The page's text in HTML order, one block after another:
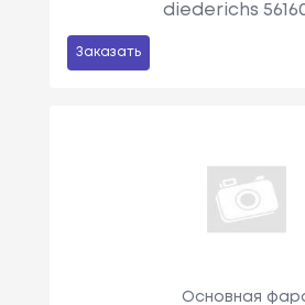
diederichs
Заказать
Основная